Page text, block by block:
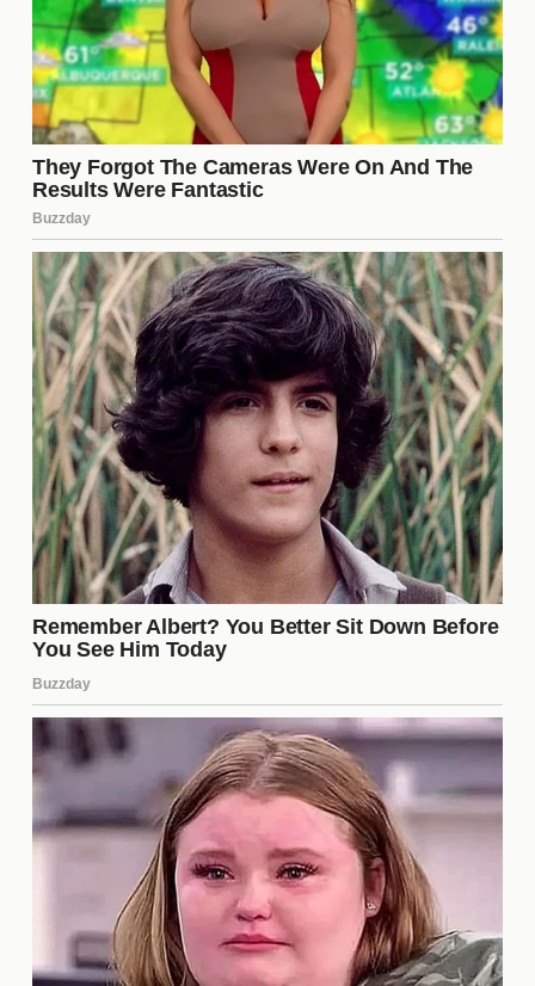
donde la **fama** y la **expectativa** eran
constantes. A menudo, los hijos de celebridades
luchan con la **presión** de cumplir con las
expectativas de sus padres, y en el caso de Delon,
esto se ha traducido en una dinámica tensa que ha
ido evolucionando a lo largo de los años.
Declaraciones de Anouchka
Delon
Anouchka Delon, una de las voces más destacadas
en este escándalo, ha hablado abiertamente sobre
su relación con su padre. En diversas entrevistas,
ha mencionado que, aunque ama a Alain, hay
aspectos de su comportamiento que le resultan
difíciles de aceptar. Sus declaraciones han
resonado con muchos, generando un diálogo sobre
las **expectativas** que los padres tienen sobre
sus hijos y viceversa.
Reacciones del público y los
fans
El público ha reaccionado de diversas maneras
ante este escándalo. Muchos **fans** de Alain
Delon se sienten decepcionados al ver la disfunción
familiar que se ha hecho pública. Sin embargo,
otros apoyan a los hijos del actor, entendiendo que
su experiencia es válida y que tienen derecho a
expresar sus sentimientos. Esta situación ha creado
un **debate** en redes sociales sobre la